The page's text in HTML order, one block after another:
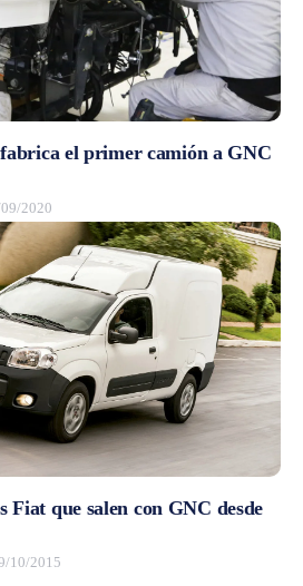
el primer camión a GNC
2020
Fiat que salen con GNC desde
10/2015